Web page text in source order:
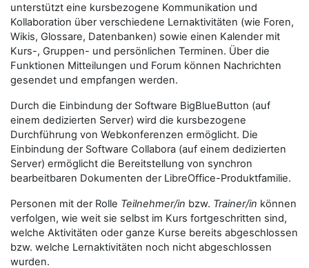
unterstützt eine kursbezogene Kommunikation und
Kollaboration über verschiedene Lernaktivitäten (wie Foren,
Wikis, Glossare, Datenbanken) sowie einen Kalender mit
Kurs-, Gruppen- und persönlichen Terminen. Über die
Funktionen Mitteilungen und Forum können Nachrichten
gesendet und empfangen werden.
Durch die Einbindung der Software BigBlueButton (auf
einem dedizierten Server) wird die kursbezogene
Durchführung von Webkonferenzen ermöglicht. Die
Einbindung der Software Collabora (auf einem dedizierten
Server) ermöglicht die Bereitstellung von synchron
bearbeitbaren Dokumenten der LibreOffice-Produktfamilie.
Personen mit der Rolle Teilnehmer/in bzw. Trainer/in können
verfolgen, wie weit sie selbst im Kurs fortgeschritten sind,
welche Aktivitäten oder ganze Kurse bereits abgeschlossen
bzw. welche Lernaktivitäten noch nicht abgeschlossen
wurden.